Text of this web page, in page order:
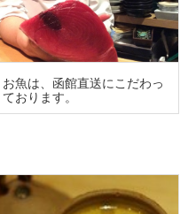
お魚は、函館直送にこだわっ
ております。